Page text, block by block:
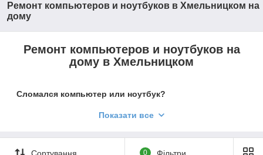
Ремонт компьютеров и ноутбуков в Хмельницком на
дому
Ремонт компьютеров и ноутбуков на
дому в Хмельницком
Сломался компьютер или ноутбук?
Компьютер заражен опасным
вирусом? Были ли у вас поломки
Показати все
Сортування 0 Фільтри